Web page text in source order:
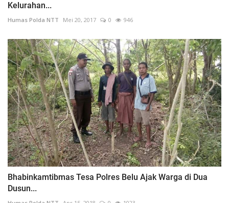
Kelurahan...
Humas Polda NTT Mei 20, 2017 0 946
Bhabinkamtibmas Tesa Polres Belu Ajak Warga di Dua
Dusun...